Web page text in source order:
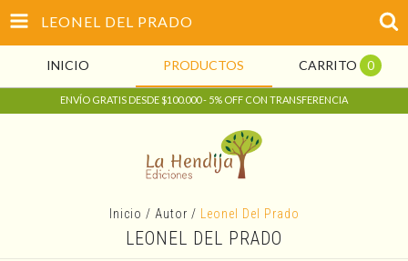
LEONEL DEL PRADO
INICIO PRODUCTOS CARRITO 0
ENVÍO GRATIS DESDE $100.000 - 5% OFF CON TRANSFERENCIA
Inicio / Autor / Leonel Del Prado
LEONEL DEL PRADO